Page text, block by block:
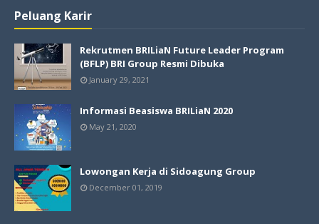
Peluang Karir
Rekrutmen BRILiaN Future Leader Program
(BFLP) BRI Group Resmi Dibuka
January 29, 2021
Informasi Beasiswa BRILiaN 2020
May 21, 2020
Lowongan Kerja di Sidoagung Group
December 01, 2019